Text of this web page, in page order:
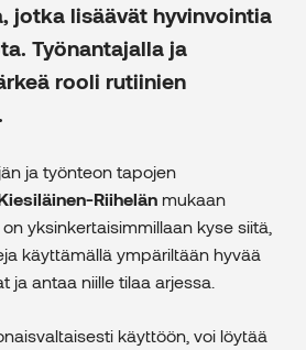
jotka lisäävät hyvinvointia
Työnantajalla ja
rooli rutiinien
ja työnteon tapojen
Riihelän mukaan
yksinkertaisimmillaan kyse siitä,
käyttämällä ympäriltään hyvää
ja antaa niille tilaa arjessa.
käyttöön, voi löytää